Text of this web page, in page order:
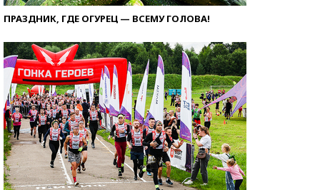
ПРАЗДНИК, ГДЕ ОГУРЕЦ — ВСЕМУ ГОЛОВА!